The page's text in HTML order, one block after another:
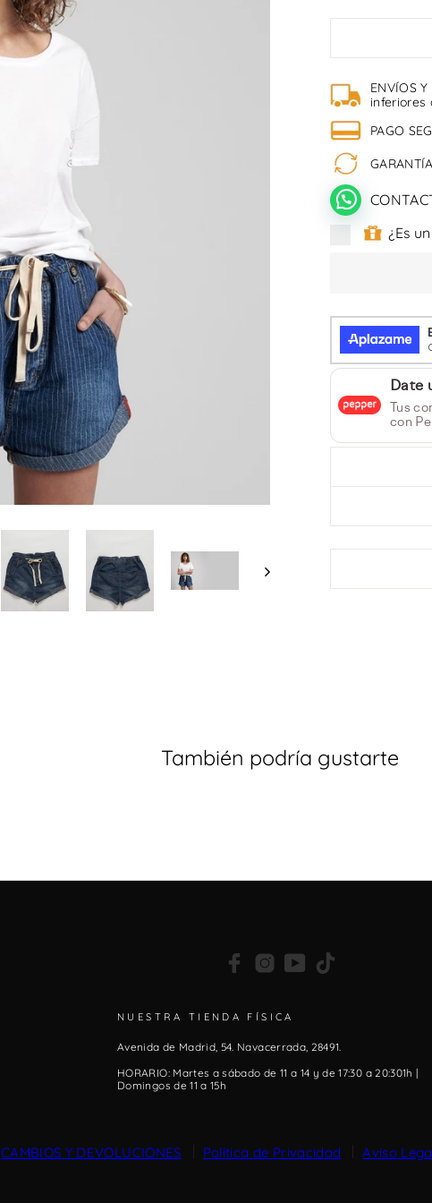
ÚLTIMA
ENVÍOS
inferiores
PAGO
¿Es
Date
Tus
con
También podría gustarte
FacebookInstagram
YouTube
NUESTRA TIENDA FÍSICA
Avenida de Madrid, 54. Navacerrada, 28491.
HORARIO: Martes a sábado de 11 a 14 y de 17:30 a 20:301h |
Domingos de 11 a 15h
CAMBIOS Y DEVOLUCIONES Política de Privacidad Aviso